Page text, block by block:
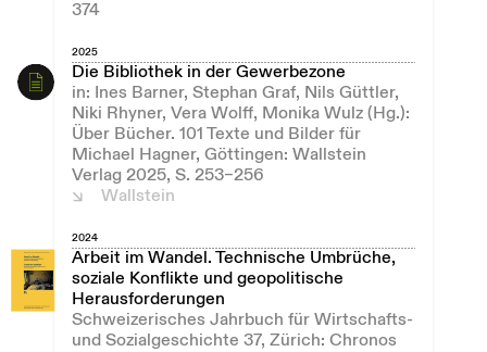
374
2025
Die Bibliothek in der Gewerbezone
in: Ines Barner, Stephan Graf, Nils Güttler,
Niki Rhyner, Vera Wolff, Monika Wulz (Hg.):
Über Bücher. 101 Texte und Bilder für
Michael Hagner, Göttingen: Wallstein
Verlag 2025, S. 253–256
Wallstein
2024
Arbeit im Wandel. Technische Umbrüche,
soziale Konflikte und geopolitische
Herausforderungen
Schweizerisches Jahrbuch für Wirtschafts-
und Sozialgeschichte 37, Zürich: Chronos